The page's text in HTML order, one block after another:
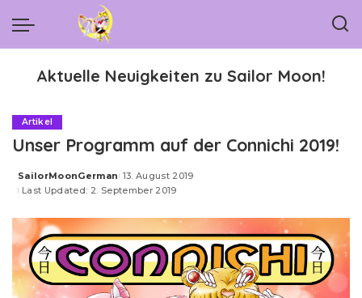
Aktuelle Neuigkeiten zu Sailor Moon!
Artikel
Unser Programm auf der Connichi 2019!
Posted
by
SailorMoonGerman 13. August 2019
Last Updated: 2. September 2019